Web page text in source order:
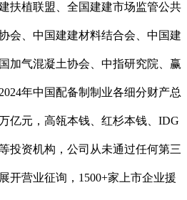
扶植联盟、全国建建市场监管公共
会、中国建建材料结合会、中国建
加气混凝土协会、中指研究院、赢
年中国配备制制业各细分财产总
亿元，高瓴本钱、红杉本钱、IDG
投资机构，公司从未通过任何第三
开营业征询，1500+家上市企业援